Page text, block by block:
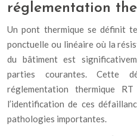
réglementation
Un pont thermique se définit
ponctuelle ou linéaire où la
du bâtiment est
parties courantes. Cette
réglementation thermique
l’identification de ces
pathologies importantes.